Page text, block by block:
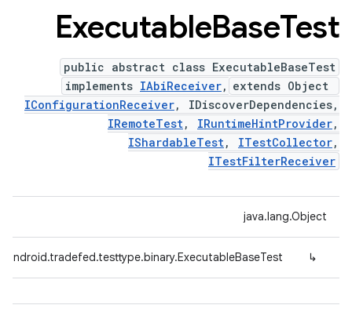
ExecutableBaseTest
public abstract class ExecutableBaseTest
extends Object
implements IAbiReceiver,
IConfigurationReceiver, IDiscoverDependencies,
IRemoteTest, IRuntimeHintProvider,
IShardableTest, ITestCollector,
ITestFilterReceiver
java.lang.Object
↳